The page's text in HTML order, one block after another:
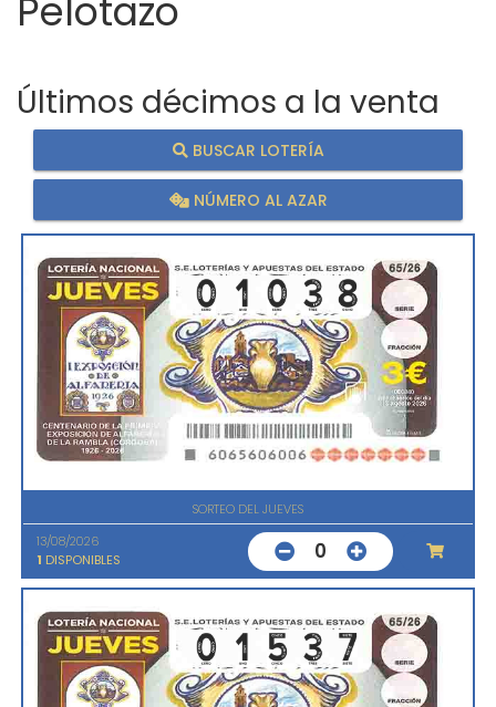
Pelotazo
Últimos décimos a la venta
BUSCAR LOTERÍA
NÚMERO AL AZAR
SORTEO DEL JUEVES
13/08/2026
1 DISPONIBLES 0